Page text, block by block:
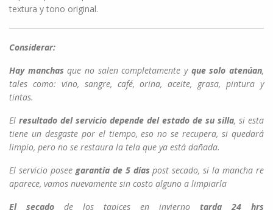
textura y tono original.
Considerar:
Hay manchas que no salen completamente y que solo atenúan,
tales como: vino, sangre, café, orina, aceite, grasa, pintura y
tintas.
El resultado del servicio depende del estado de su silla, si esta
tiene un desgaste por el tiempo, eso no se recupera, si quedará
limpio, pero no se restaura la tela que ya está dañada.
El servicio poseegarantía de 5 días post secado, si la mancha re
aparece, vamos nuevamente sin costo alguno a limpiarla
El secado de los tapices en invierno tarda 24 hrs